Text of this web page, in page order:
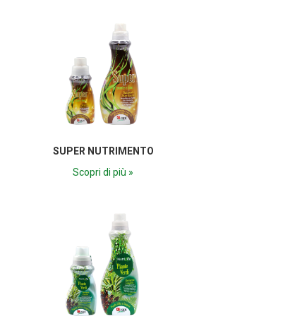
SUPER NUTRIMENTO
Scopri di più »